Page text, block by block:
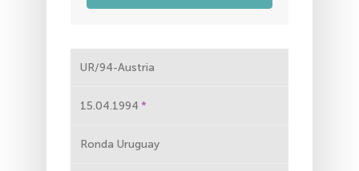
UR/94-Austria
15.04.1994
Ronda Uruguay